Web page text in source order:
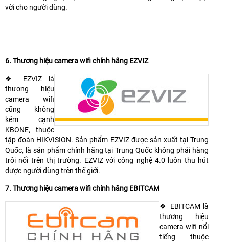
vời cho người dùng.
6. Thương hiệu camera wifi chính hãng EZVIZ
❖ EZVIZ là
thương hiệu
camera wifi
cũng không
kém cạnh
KBONE, thuộc
tập đoàn HIKVISION. Sản phẩm EZVIZ được sản xuất tại Trung
Quốc, là sản phẩm chính hãng tại Trung Quốc không phải hàng
trôi nổi trên thị trường. EZVIZ với công nghệ 4.0 luôn thu hút
được người dùng trên thế giới.
7. Thương hiệu camera wifi chính hãng EBITCAM
❖ EBITCAM là
thương hiệu
camera wifi nổi
tiếng thuộc